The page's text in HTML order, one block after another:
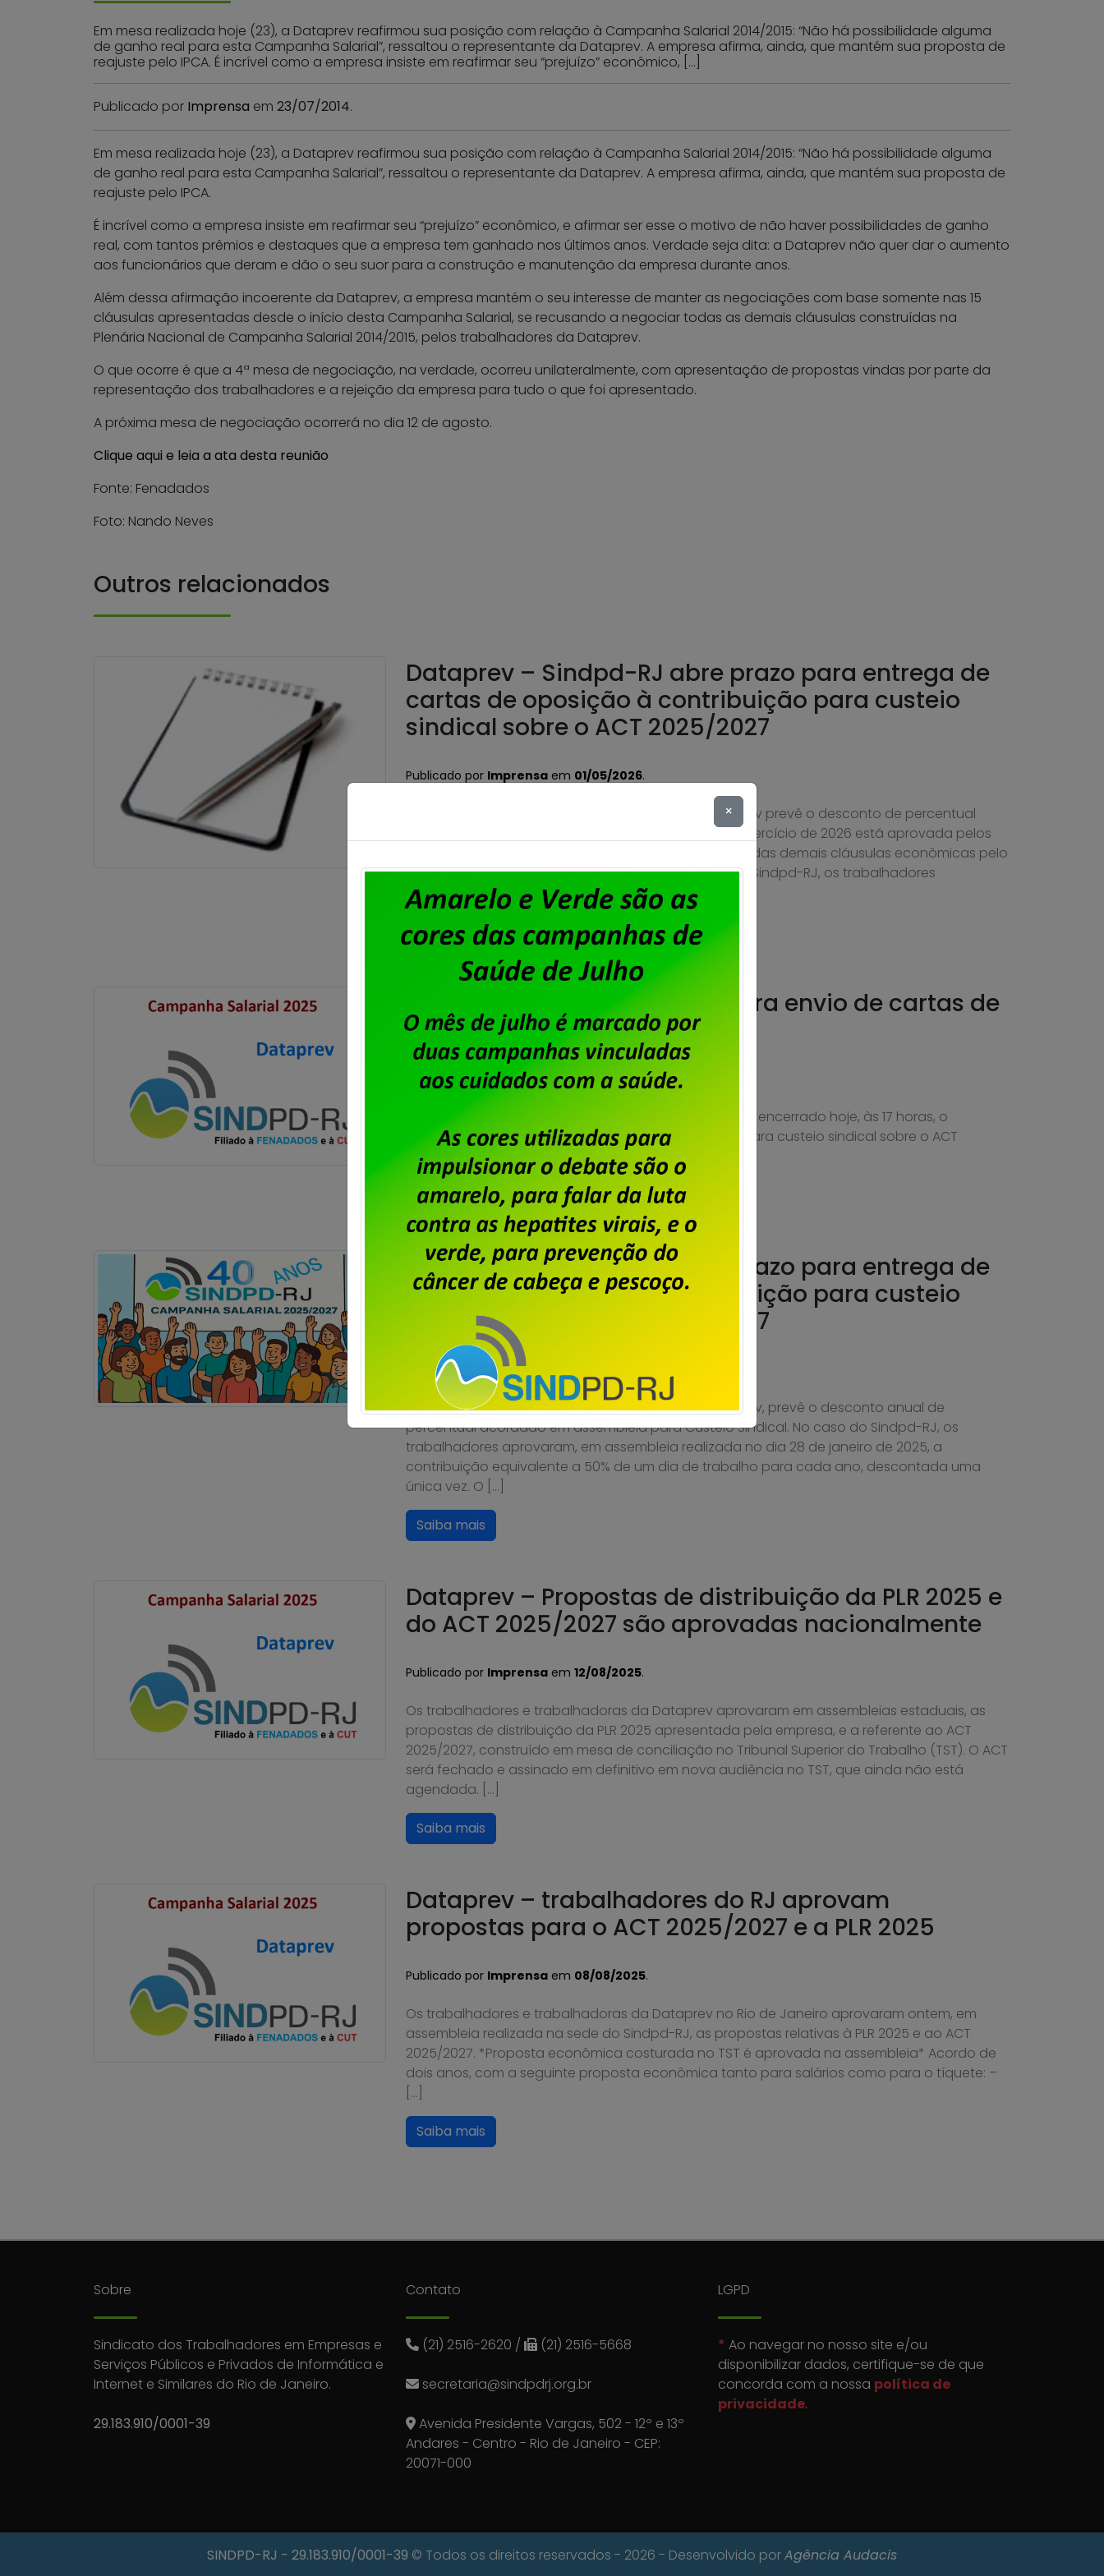
Em mesa realizada hoje (23), a Dataprev reafirmou sua posição com relação à Campanha Salarial 2014/2015: “Não há possibilidade alguma
de ganho real para esta Campanha Salarial”, ressaltou o representante da Dataprev. A empresa afirma, ainda, que mantém sua proposta de
reajuste pelo IPCA. É incrível como a empresa insiste em reafirmar seu “prejuízo” econômico, […]
Publicado por Imprensa em 23/07/2014.
Em mesa realizada hoje (23), a Dataprev reafirmou sua posição com relação à Campanha Salarial 2014/2015: “Não há possibilidade alguma
de ganho real para esta Campanha Salarial”, ressaltou o representante da Dataprev. A empresa afirma, ainda, que mantém sua proposta de
reajuste pelo IPCA.
É incrível como a empresa insiste em reafirmar seu “prejuízo” econômico, e afirmar ser esse o motivo de não haver possibilidades de ganho
real, com tantos prêmios e destaques que a empresa tem ganhado nos últimos anos. Verdade seja dita: a Dataprev não quer dar o aumento
aos funcionários que deram e dão o seu suor para a construção e manutenção da empresa durante anos.
Além dessa afirmação incoerente da Dataprev, a empresa mantém o seu interesse de manter as negociações com base somente nas 15
cláusulas apresentadas desde o início desta Campanha Salarial, se recusando a negociar todas as demais cláusulas construídas na
Plenária Nacional de Campanha Salarial 2014/2015, pelos trabalhadores da Dataprev.
O que ocorre é que a 4ª mesa de negociação, na verdade, ocorreu unilateralmente, com apresentação de propostas vindas por parte da
representação dos trabalhadores e a rejeição da empresa para tudo o que foi apresentado.
A próxima mesa de negociação ocorrerá no dia 12 de agosto.
Clique aqui e leia a ata desta reunião
Fonte: Fenadados
Foto: Nando Neves
Outros relacionados
Dataprev – Sindpd-RJ abre prazo para entrega de
cartas de oposição à contribuição para custeio
sindical sobre o ACT 2025/2027
Publicado por Imprensa em 01/05/2026.
O Acordo Coletivo de Trabalho 2025/2027 da Dataprev prevê o desconto de percentual
acordado em assembleia para Custeio Sindical. No exercício de 2026 está aprovada pelos
trabalhadores e trabalhadoras a reposição salarial e das demais cláusulas econômicas pelo
índice da inflação mais 1% de ganho real. No caso do Sindpd-RJ, os trabalhadores
aprovaram, em assembleia […]
Saiba mais
Dataprev: encerrado prazo para envio de cartas de
oposição
Publicado porImprensa em05/09/2025.
Conforme matéria publicada no dia 28 de agosto, foi encerrado hoje, às 17 horas, o
recebimento de cartas de oposição à contribuição para custeio sindical sobre o ACT
2025/2027 relativa ao ano corrente (2025).
Saiba mais
Dataprev – Sindpd-RJ abre prazo para entrega de
cartas de oposição à contribuição para custeio
sindical sobre o ACT 2025/2027
Publicado por Imprensa
O Acordo Coletivo de Trabalho 2025/2027 da Dataprev, prevê o desconto anual de
percentual acordado em assembleia para Custeio Sindical. No caso do Sindpd-RJ, os
trabalhadores aprovaram, em assembleia realizada no dia 28 de janeiro de 2025, a
contribuição equivalente a 50% de um dia de trabalho para cada ano, descontada uma
única vez. O […]
Saiba mais
Dataprev – Propostas de distribuição da PLR 2025 e
do ACT 2025/2027 são aprovadas nacionalmente
Publicado por Imprensa em 12/08/2025.
Os trabalhadores e trabalhadoras da Dataprev aprovaram em assembleias estaduais, as
propostas de distribuição da PLR 2025 apresentada pela empresa, e a referente ao ACT
2025/2027, construído em mesa de conciliação no Tribunal Superior do Trabalho (TST). O ACT
será fechado e assinado em definitivo em nova audiência no TST, que ainda não está
agendada. […]
Saiba mais
Dataprev – trabalhadores do RJ aprovam
propostas para o ACT 2025/2027 e a PLR 2025
Publicado por Imprensa em 08/08/2025.
Os trabalhadores e trabalhadoras da Dataprev no Rio de Janeiro aprovaram ontem, em
assembleia realizada na sede do Sindpd-RJ, as propostas relativas à PLR 2025 e ao ACT
2025/2027. *Proposta econômica costurada no TST é aprovada na assembleia* Acordo de
dois anos, com a seguinte proposta econômica tanto para salários como para o tíquete: –
[…]
Saiba mais
Sobre
Sindicato dos Trabalhadores em Empresas e
Serviços Públicos e Privados de Informática e
Internet e Similares do Rio de Janeiro.
29.183.910/0001-39
Contato
(21) 2516-2620 / (21) 2516-5668
secretaria@sindpdrj.org.br
Avenida Presidente Vargas, 502 - 12º e 13º
Andares - Centro - Rio de Janeiro - CEP:
20071-000
LGPD
* Ao navegar no nosso site e/ou
disponibilizar dados, certifique-se de que
concorda com a nossa política de
privacidade.
SINDPD-RJ - 29.183.910/0001-39 © Todos os direitos reservados - 2026 - Desenvolvido porAgência Audacis
×